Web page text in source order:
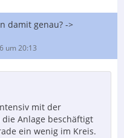
damit genau? ->
um 20:13
mit der
Anlage beschäftigt
ein wenig im Kreis.